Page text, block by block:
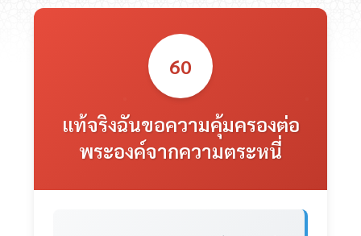
60
แท้จริงฉันขอความคุ้มครองต่อ
พระองค์จากความตระหนี่